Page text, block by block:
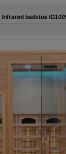
Infrarød badstue